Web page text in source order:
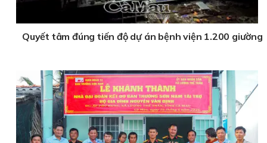
Quyết tâm đúng tiến độ dự án bệnh viện 1.200 giường